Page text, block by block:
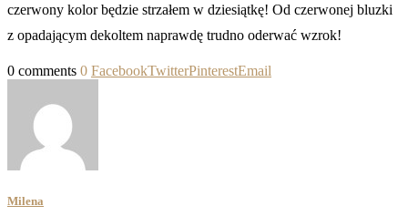
czerwony kolor będzie strzałem w dziesiątkę! Od czerwonej bluzki
z opadającym dekoltem naprawdę trudno oderwać wzrok!
0 comments 0 FacebookTwitterPinterestEmail
Milena